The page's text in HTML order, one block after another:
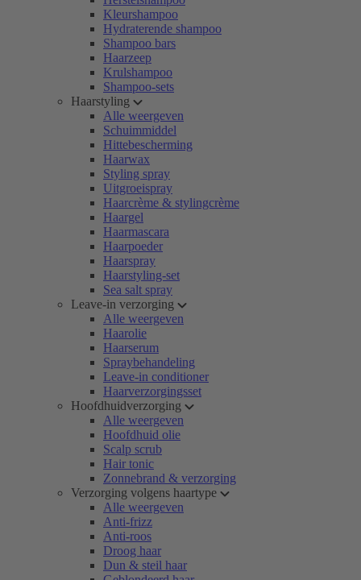
Kleurshampoo
Hydraterende shampoo
Shampoo bars
Haarzeep
Krulshampoo
Shampoo-sets
Haarstyling
Alle weergeven
Schuimmiddel
Hittebescherming
Haarwax
Styling spray
Uitgroeispray
Haarcrème & stylingcrème
Haargel
Haarmascara
Haarpoeder
Haarspray
Haarstyling-set
Sea salt spray
Leave-in verzorging
Alle weergeven
Haarolie
Haarserum
Spraybehandeling
Leave-in conditioner
Haarverzorgingsset
Hoofdhuidverzorging
Alle weergeven
Hoofdhuid olie
Scalp scrub
Hair tonic
Zonnebrand & verzorging
Verzorging volgens haartype
Alle weergeven
Anti-frizz
Anti-roos
Droog haar
Dun & steil haar